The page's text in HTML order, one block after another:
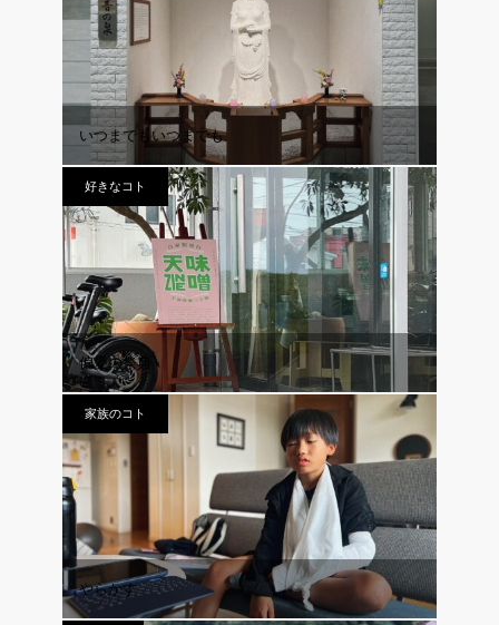
いつまでもいつまでも
好きなコト
偏愛の祭典
家族のコト
やらかす